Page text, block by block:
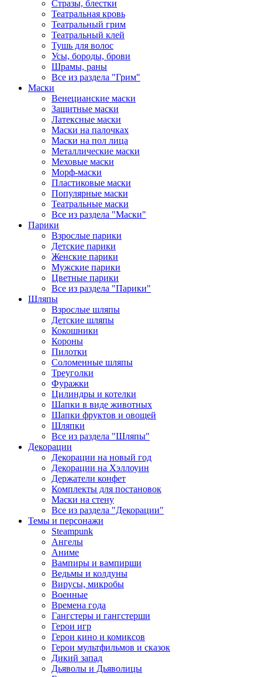
Стразы, блестки
Театральная кровь
Театральный грим
Театральный клей
Тушь для волос
Усы, бороды, брови
Шрамы, раны
Все из раздела "Грим"
Маски
Венецианские маски
Защитные маски
Латексные маски
Маски на палочках
Маски на пол лица
Металлические маски
Меховые маски
Морф-маски
Пластиковые маски
Популярные маски
Театральные маски
Все из раздела "Маски"
Парики
Взрослые парики
Детские парики
Женские парики
Мужские парики
Цветные парики
Все из раздела "Парики"
Шляпы
Взрослые шляпы
Детские шляпы
Кокошники
Короны
Пилотки
Соломенные шляпы
Треуголки
Фуражки
Цилиндры и котелки
Шапки в виде животных
Шапки фруктов и овощей
Шляпки
Все из раздела "Шляпы"
Декорации
Декорации на новый год
Декорации на Хэллоуин
Держатели конфет
Комплекты для постановок
Маски на стену
Все из раздела "Декорации"
Темы и персонажи
Steampunk
Ангелы
Аниме
Вампиры и вампирши
Ведьмы и колдуны
Вирусы, микробы
Военные
Времена года
Гангстеры и гангстерши
Герои игр
Герои кино и комиксов
Герои мультфильмов и сказок
Дикий запад
Дьяволы и Дьяволицы